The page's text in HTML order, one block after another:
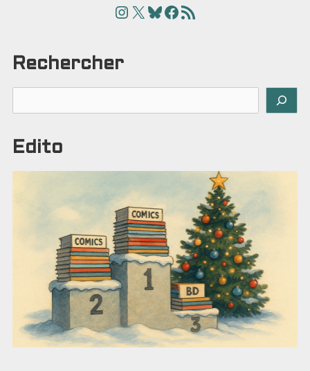
Instagram
X Bluesky
Facebook
Articles
Rechercher
Edito